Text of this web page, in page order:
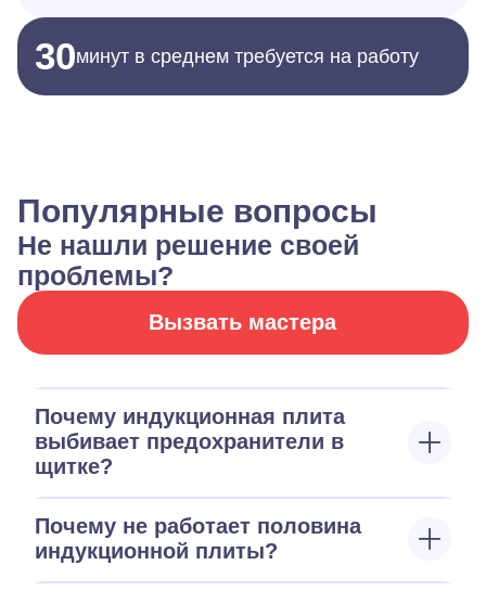
30минут в среднем требуется на работу
Популярные вопросы
Не нашли решение своей
проблемы?
Вызвать мастера
Почему индукционная плита
выбивает предохранители в
щитке?
Почему не работает половина
индукционной плиты?